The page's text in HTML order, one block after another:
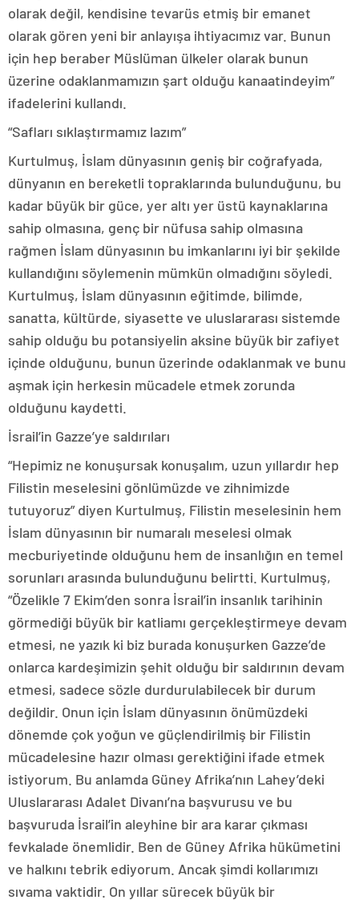
olarak değil, kendisine tevarüs etmiş bir emanet
olarak gören yeni bir anlayışa ihtiyacımız var. Bunun
için hep beraber Müslüman ülkeler olarak bunun
üzerine odaklanmamızın şart olduğu kanaatindeyim”
ifadelerini kullandı.
“Safları sıklaştırmamız lazım”
Kurtulmuş, İslam dünyasının geniş bir coğrafyada,
dünyanın en bereketli topraklarında bulunduğunu, bu
kadar büyük bir güce, yer altı yer üstü kaynaklarına
sahip olmasına, genç bir nüfusa sahip olmasına
rağmen İslam dünyasının bu imkanlarını iyi bir şekilde
kullandığını söylemenin mümkün olmadığını söyledi.
Kurtulmuş, İslam dünyasının eğitimde, bilimde,
sanatta, kültürde, siyasette ve uluslararası sistemde
sahip olduğu bu potansiyelin aksine büyük bir zafiyet
içinde olduğunu, bunun üzerinde odaklanmak ve bunu
aşmak için herkesin mücadele etmek zorunda
olduğunu kaydetti.
İsrail’in Gazze’ye saldırıları
“Hepimiz ne konuşursak konuşalım, uzun yıllardır hep
Filistin meselesini gönlümüzde ve zihnimizde
tutuyoruz” diyen Kurtulmuş, Filistin meselesinin hem
İslam dünyasının bir numaralı meselesi olmak
mecburiyetinde olduğunu hem de insanlığın en temel
sorunları arasında bulunduğunu belirtti. Kurtulmuş,
“Özelikle 7 Ekim’den sonra İsrail’in insanlık tarihinin
görmediği büyük bir katliamı gerçekleştirmeye devam
etmesi, ne yazık ki biz burada konuşurken Gazze’de
onlarca kardeşimizin şehit olduğu bir saldırının devam
etmesi, sadece sözle durdurulabilecek bir durum
değildir. Onun için İslam dünyasının önümüzdeki
dönemde çok yoğun ve güçlendirilmiş bir Filistin
mücadelesine hazır olması gerektiğini ifade etmek
istiyorum. Bu anlamda Güney Afrika’nın Lahey’deki
Uluslararası Adalet Divanı’na başvurusu ve bu
başvuruda İsrail’in aleyhine bir ara karar çıkması
fevkalade önemlidir. Ben de Güney Afrika hükümetini
ve halkını tebrik ediyorum. Ancak şimdi kollarımızı
sıvama vaktidir. On yıllar sürecek büyük bir